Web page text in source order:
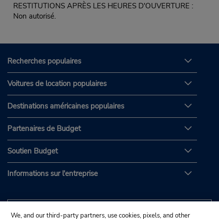
RESTITUTIONS APRÈS LES HEURES D'OUVERTURE :
Non autorisé.
Recherches populaires
Voitures de location populaires
Destinations américaines populaires
Partenaires de Budget
Soutien Budget
Informations sur l'entreprise
We, and our third-party partners, use cookies, pixels, and other